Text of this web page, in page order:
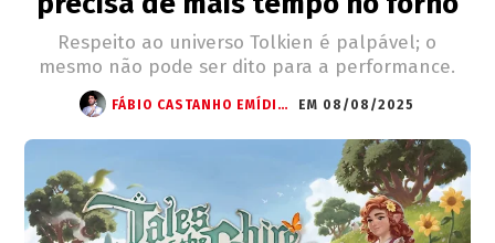
Respeito ao universo Tolkien é palpável; o
mesmo não pode ser dito para a performance.
FÁBIO CASTANHO EMÍDIO (STARWRITTER) EM 08/08/2025